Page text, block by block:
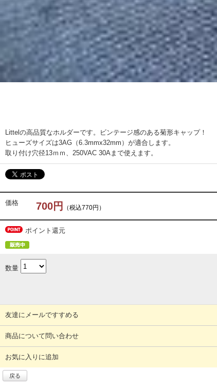
Littelの高品質なホルダーです。ビンテージ感のある菊形キャップ！
ヒューズサイズは3AG（6.3mmx32mm）が適合します。
取り付け穴径13ｍｍ、250VAC 30Aまで使えます。
価格 700円 （税込770円）
ポイント還元
数量
友達にメールですすめる
商品について問い合わせ
お気に入りに追加
戻る